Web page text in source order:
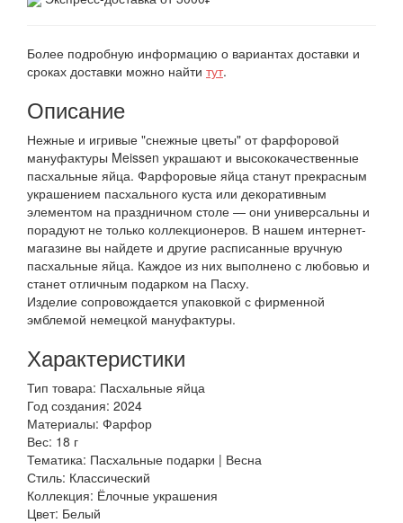
Более подробную информацию о вариантах доставки и
сроках доставки можно найти тут.
Описание
Нежные и игривые "снежные цветы" от фарфоровой
мануфактуры Meissen украшают и высококачественные
пасхальные яйца. Фарфоровые яйца станут прекрасным
украшением пасхального куста или декоративным
элементом на праздничном столе — они универсальны и
порадуют не только коллекционеров. В нашем интернет-
магазине вы найдете и другие расписанные вручную
пасхальные яйца. Каждое из них выполнено с любовью и
станет отличным подарком на Пасху.
Изделие сопровождается упаковкой с фирменной
эмблемой немецкой мануфактуры.
Характеристики
Тип товара: Пасхальные яйца
Год создания: 2024
Материалы: Фарфор
Вес: 18 г
Тематика: Пасхальные подарки | Весна
Стиль: Классический
Коллекция: Ёлочные украшения
Цвет: Белый